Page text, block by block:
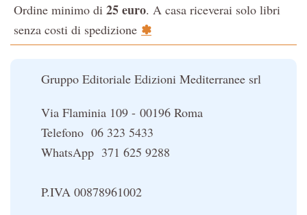
La Fonte del Benessere
Nonsoloscienza
Opere di Julius Evola
Simbolica Massonica
La Cabala
Il potere del serpente
Ordine minimo di 25 euro. A casa riceverai solo libri
senza costi di spedizione ✽
Gruppo Editoriale Edizioni Mediterranee srl
Via Flaminia 109 - 00196 Roma
Telefono 06 323 5433
WhatsApp 371 625 9288
P.IVA 00878961002